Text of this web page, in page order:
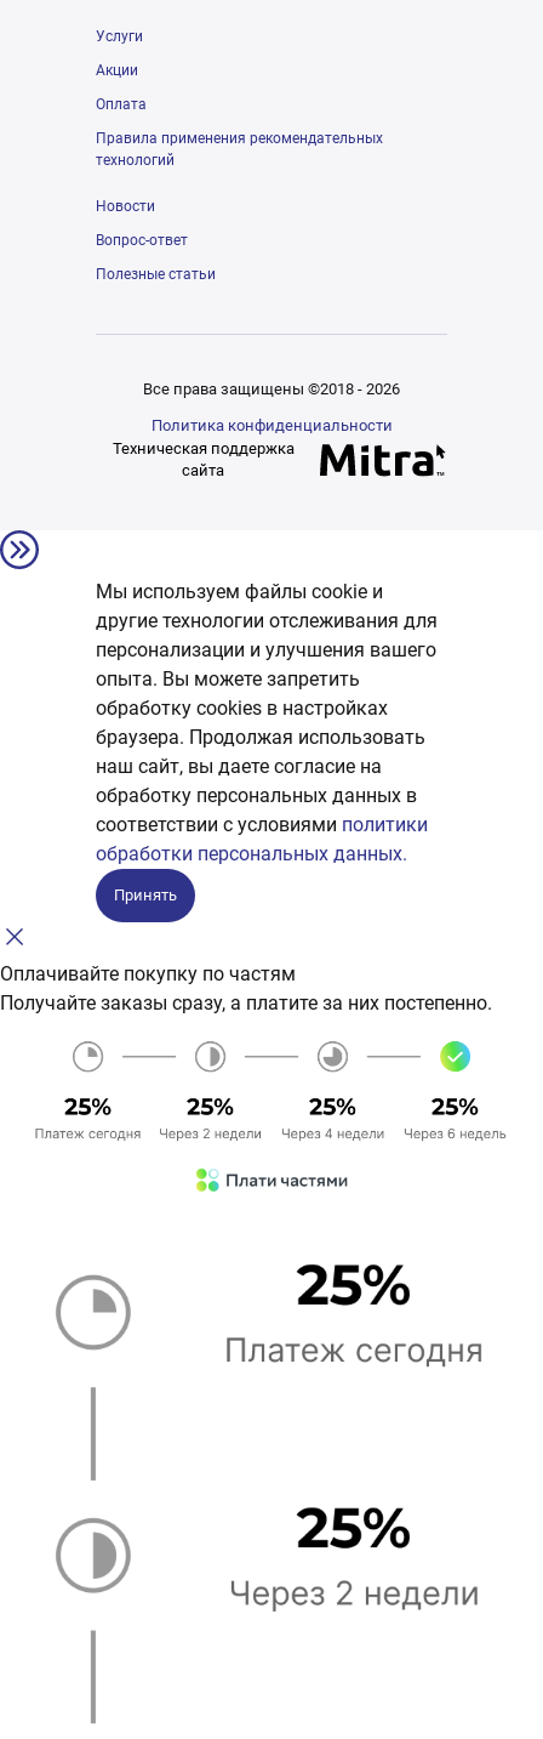
Услуги
Акции
Оплата
Правила применения рекомендательных
технологий
Новости
Вопрос-ответ
Полезные статьи
Все права защищены ©2018 - 2026
Политика конфиденциальности
Техническая поддержка
сайта
Мы используем файлы cookie и
другие технологии отслеживания для
персонализации и улучшения вашего
опыта. Вы можете запретить
обработку сookies в настройках
браузера. Продолжая использовать
наш сайт, вы даете согласие на
обработку персональных данных в
соответствии с условиями политики
обработки персональных данных.
Принять
Оплачивайте покупку по частям
Получайте заказы сразу, а платите за них постепенно.